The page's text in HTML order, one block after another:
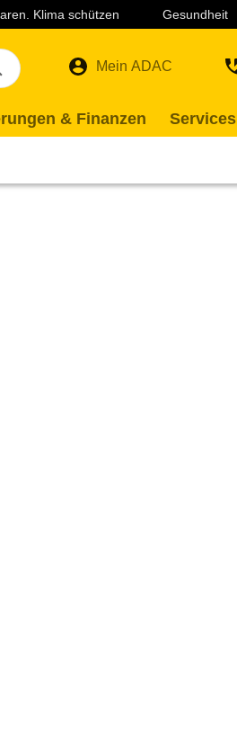
Klima schützen Gesundheit
Mein ADAC
& Finanzen Services